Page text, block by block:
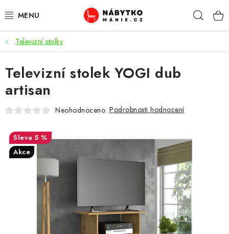
na
OBÝVACÍ POKOJ
KUCHYŇ A JÍDELNA
LOŽNICE
KANCELÁŘ / PRACOVNA
KOUPELNA A WC
Televizní stolky
Televizní stolek YOGI dub
artisan
Neohodnoceno Podrobnosti hodnocení
5 %
Akce